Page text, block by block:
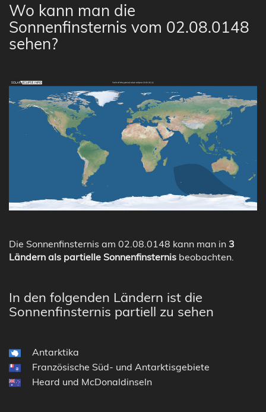
Wo kann man die
Sonnenfinsternis vom 02.08.0148
sehen?
Die Sonnenfinsternis am 02.08.0148 kann man in 3
Ländern als partielle Sonnenfinsternis beobachten.
In den folgenden Ländern ist die
Sonnenfinsternis partiell zu sehen
Antarktika
Französische Süd- und Antarktisgebiete
Heard und McDonaldinseln